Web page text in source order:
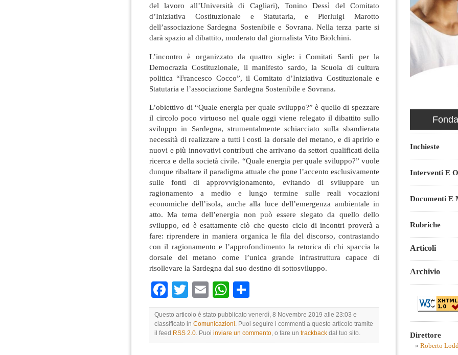
del lavoro all’Università di Cagliari), Tonino Dessì del Comitato
d’Iniziativa Costituzionale e Statutaria, e Pierluigi Marotto
dell’associazione Sardegna Sostenibile e Sovrana. Nella terza parte si
darà spazio al dibattito, moderato dal giornalista Vito Biolchini.
L’incontro è organizzato da quattro sigle: i Comitati Sardi per la
Democrazia Costituzionale, il manifesto sardo, la Scuola di cultura
politica “Francesco Cocco”, il Comitato d’Iniziativa Costituzionale e
Statutaria e l’associazione Sardegna Sostenibile e Sovrana.
L’obiettivo di “Quale energia per quale sviluppo?” è quello di spezzare
il circolo poco virtuoso nel quale oggi viene relegato il dibattito sullo
sviluppo in Sardegna, strumentalmente schiacciato sulla sbandierata
necessità di realizzare a tutti i costi la dorsale del metano, e di aprirlo e
nuovi e più innovativi contributi che arrivano da settori qualificati della
ricerca e della società civile. “Quale energia per quale sviluppo?” vuole
dunque ribaltare il paradigma attuale che pone l’accento esclusivamente
sulle fonti di approvvigionamento, evitando di sviluppare un
ragionamento a medio e lungo termine sulle reali vocazioni
economiche dell’isola, anche alla luce dell’emergenza ambientale in
atto. Ma tema dell’energia non può essere slegato da quello dello
sviluppo, ed è esattamente ciò che questo ciclo di incontri proverà a
fare: riprendere in maniera organica le fila del discorso, contrastando
con il ragionamento e l’approfondimento la retorica di chi spaccia la
dorsale del metano come l’unica grande infrastruttura capace di
risollevare la Sardegna dal suo destino di sottosviluppo.
Facebook
TwitterEmailWhatsApp
Questo articolo è stato pubblicato venerdì, 8 Novembre 2019 alle 23:03 e
classificato in Comunicazioni. Puoi seguire i commenti a questo articolo tramite
il feed RSS 2.0. Puoi inviare un commento, o fare un trackback dal tuo sito.
Inchieste
Interventi E
Documenti E
Rubriche
Articoli
Archivio
Direttore
Roberto